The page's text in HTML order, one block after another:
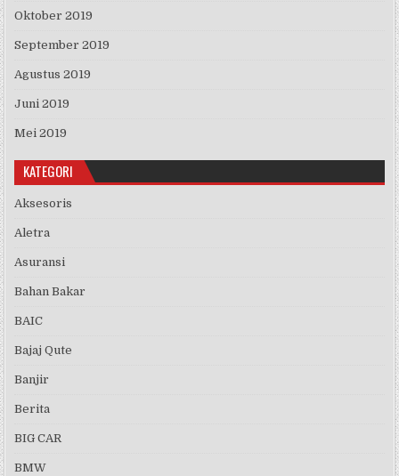
Oktober 2019
September 2019
Agustus 2019
Juni 2019
Mei 2019
KATEGORI
Aksesoris
Aletra
Asuransi
Bahan Bakar
BAIC
Bajaj Qute
Banjir
Berita
BIG CAR
BMW